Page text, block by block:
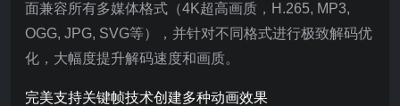
面兼容所有多媒体格式（4K超高画质，H.265, MP3,
OGG, JPG, SVG等），并针对不同格式进行极致解码优
化，大幅度提升解码速度和画质。
完美支持关键帧技术创建多种动画效果